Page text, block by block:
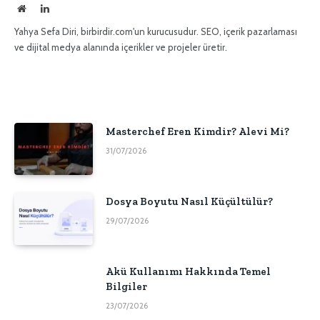
İnternetLinkedIn
Yahya Sefa Diri, birbirdir.com'un kurucusudur. SEO, içerik pazarlaması
ve dijital medya alanında içerikler ve projeler üretir.
Masterchef Eren Kimdir? Alevi Mi?
31/07/2026
Dosya Boyutu Nasıl Küçültülür?
29/07/2026
Akü Kullanımı Hakkında Temel
Bilgiler
23/07/2026